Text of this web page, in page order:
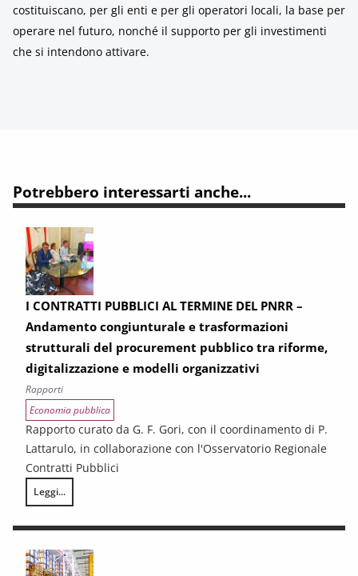
costituiscano, per gli enti e per gli operatori locali, la base per
operare nel futuro, nonché il supporto per gli investimenti
che si intendono attivare.
Potrebbero interessarti anche...
I CONTRATTI PUBBLICI AL TERMINE DEL PNRR –
Andamento congiunturale e trasformazioni
strutturali del procurement pubblico tra riforme,
digitalizzazione e modelli organizzativi
Rapporti
Economia pubblica
Rapporto curato da G. F. Gori, con il coordinamento di P.
Lattarulo, in collaborazione con l'Osservatorio Regionale
Contratti Pubblici
Leggi...
I CONTRATTI PUBBLICI AL TERMINE DEL PNRR – Andamento